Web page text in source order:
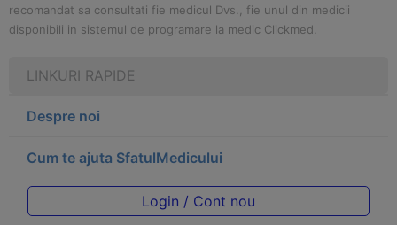
recomandat sa consultati fie medicul Dvs., fie unul din medicii
disponibili in sistemul de programare la medic Clickmed.
LINKURI RAPIDE
Despre noi
Cum te ajuta SfatulMedicului
Login / Cont nou